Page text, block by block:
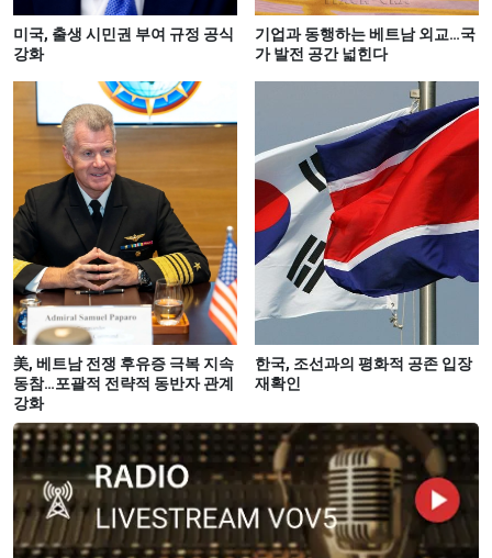
미국, 출생 시민권 부여 규정 공식
강화
기업과 동행하는 베트남 외교…국
가 발전 공간 넓힌다
美, 베트남 전쟁 후유증 극복 지속
동참…포괄적 전략적 동반자 관계
강화
한국, 조선과의 평화적 공존 입장
재확인